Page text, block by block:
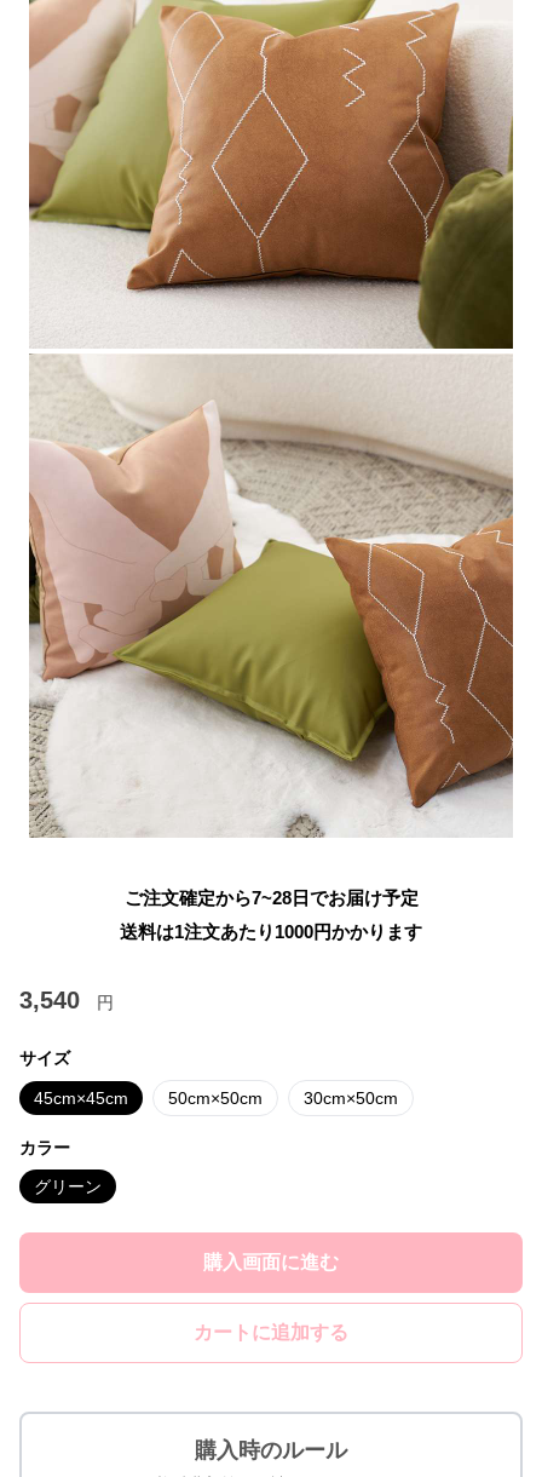
ご注文確定から7~28日でお届け予定
送料は1注文あたり 1000円かかります
3,540 円
サイズ
45cm×45cm 50cm×50cm 30cm×50cm
カラー
グリーン
購入画面に進む
カートに追加する
購入時のルール